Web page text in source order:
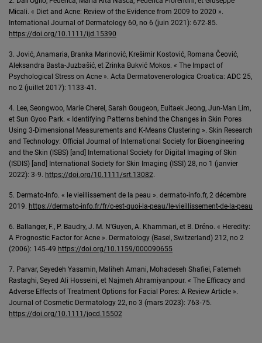
Micali. « Diet and Acne: Review of the Evidence from 2009 to 2020 ».
International Journal of Dermatology 60, no 6 (juin 2021): 672‑85.
https://doi.org/10.1111/ijd.15390
3. Jović, Anamaria, Branka Marinović, Krešimir Kostović, Romana Čeović,
Aleksandra Basta-Juzbašić, et Zrinka Bukvić Mokos. « The Impact of
Psychological Stress on Acne ». Acta Dermatovenerologica Croatica: ADC 25,
no 2 (juillet 2017): 1133‑41.
4. Lee, Seongwoo, Marie Cherel, Sarah Gougeon, Euitaek Jeong, Jun-Man Lim,
et Sun Gyoo Park. « Identifying Patterns behind the Changes in Skin Pores
Using 3-Dimensional Measurements and K-Means Clustering ». Skin Research
and Technology: Official Journal of International Society for Bioengineering
and the Skin (ISBS) [and] International Society for Digital Imaging of Skin
(ISDIS) [and] International Society for Skin Imaging (ISSI) 28, no 1 (janvier
2022): 3‑9. https://doi.org/10.1111/srt.13082.
5. Dermato-Info. « le vieillissement de la peau ». dermato-info.fr, 2 décembre
2019. https://dermato-info.fr/fr/c-est-quoi-la-peau/le-vieillissement-de-la-peau
6. Ballanger, F., P. Baudry, J. M. N'Guyen, A. Khammari, et B. Dréno. « Heredity:
A Prognostic Factor for Acne ». Dermatology (Basel, Switzerland) 212, no 2
(2006): 145‑49 https://doi.org/10.1159/000090655
7. Parvar, Seyedeh Yasamin, Maliheh Amani, Mohadeseh Shafiei, Fatemeh
Rastaghi, Seyed Ali Hosseini, et Najmeh Ahramiyanpour. « The Efficacy and
Adverse Effects of Treatment Options for Facial Pores: A Review Article ».
Journal of Cosmetic Dermatology 22, no 3 (mars 2023): 763‑75.
https://doi.org/10.1111/jocd.15502